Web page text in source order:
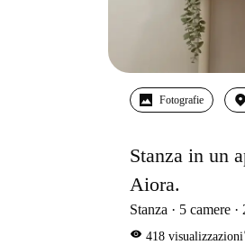
Fotografie
Stanza in un
Aiora.
Stanza 5 camere
visibility 418 visualizzazioni